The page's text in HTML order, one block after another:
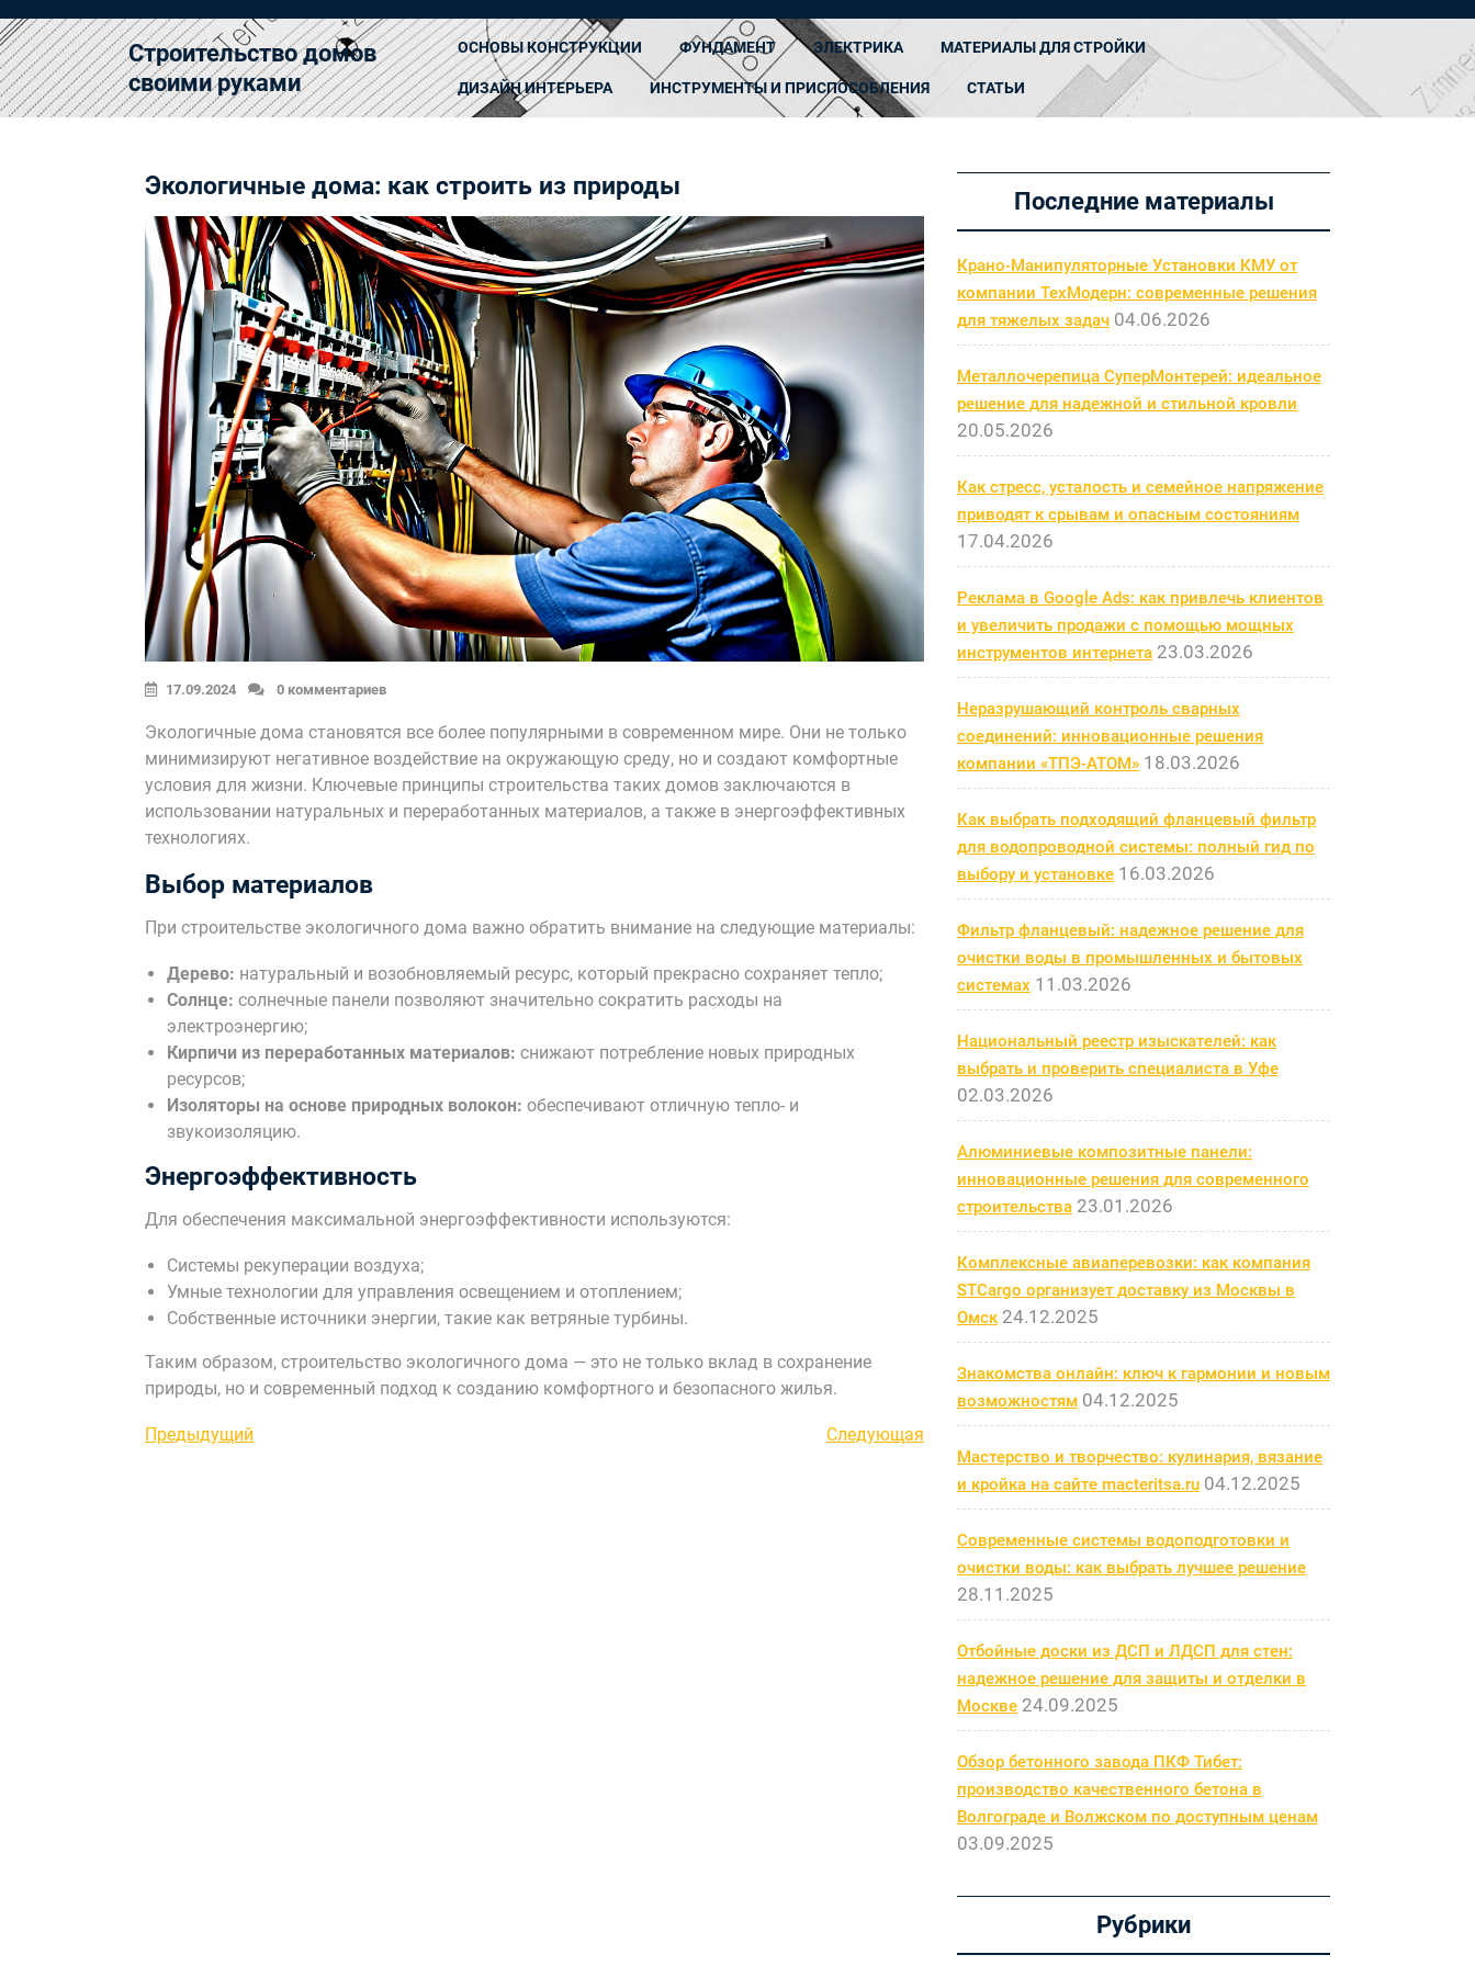
к
содержимому
Строительство домов
своими руками
ОСНОВЫ КОНСТРУКЦИИ ФУНДАМЕНТ ЭЛЕКТРИКА МАТЕРИАЛЫ ДЛЯ СТРОЙКИ
ДИЗАЙН ИНТЕРЬЕРА ИНСТРУМЕНТЫ И ПРИСПОСОБЛЕНИЯ СТАТЬИ
Экологичные дома: как строить из природы
17.09.2024 0 комментариев
Экологичные дома становятся все более популярными в современном мире. Они не только
минимизируют негативное воздействие на окружающую среду, но и создают комфортные
условия для жизни. Ключевые принципы строительства таких домов заключаются в
использовании натуральных и переработанных материалов, а также в энергоэффективных
технологиях.
Выбор материалов
При строительстве экологичного дома важно обратить внимание на следующие материалы:
Дерево: натуральный и возобновляемый ресурс, который прекрасно сохраняет тепло;
Солнце: солнечные панели позволяют значительно сократить расходы на
электроэнергию;
Кирпичи из переработанных материалов: снижают потребление новых природных
ресурсов;
Изоляторы на основе природных волокон: обеспечивают отличную тепло- и
звукоизоляцию.
Энергоэффективность
Для обеспечения максимальной энергоэффективности используются:
Системы рекуперации воздуха;
Умные технологии для управления освещением и отоплением;
Собственные источники энергии, такие как ветряные турбины.
Таким образом, строительство экологичного дома — это не только вклад в сохранение
природы, но и современный подход к созданию комфортного и безопасного жилья.
Навигация
Предыдущая
Предыдущий
Следующая
Следующая
Последние материалы
Крано-Манипуляторные Установки КМУ от
компании ТехМодерн: современные решения
для тяжелых задач 04.06.2026
Металлочерепица СуперМонтерей: идеальное
решение для надежной и стильной кровли
20.05.2026
Как стресс, усталость и семейное напряжение
приводят к срывам и опасным состояниям
17.04.2026
Реклама в Google Ads: как привлечь клиентов
и увеличить продажи с помощью мощных
инструментов интернета 23.03.2026
Неразрушающий контроль сварных
соединений: инновационные решения
компании «ТПЭ-АТОМ» 18.03.2026
Как выбрать подходящий фланцевый фильтр
для водопроводной системы: полный гид по
выбору и установке 16.03.2026
Фильтр фланцевый: надежное решение для
очистки воды в промышленных и бытовых
системах 11.03.2026
Национальный реестр изыскателей: как
выбрать и проверить специалиста в Уфе
02.03.2026
Алюминиевые композитные панели:
инновационные решения для современного
строительства 23.01.2026
Комплексные авиаперевозки: как компания
STCargo организует доставку из Москвы в
Омск 24.12.2025
Знакомства онлайн: ключ к гармонии и новым
возможностям 04.12.2025
Мастерство и творчество: кулинария, вязание
и кройка на сайте macteritsa.ru 04.12.2025
Современные системы водоподготовки и
очистки воды: как выбрать лучшее решение
28.11.2025
Отбойные доски из ДСП и ЛДСП для стен:
надежное решение для защиты и отделки в
Москве 24.09.2025
Обзор бетонного завода ПКФ Тибет:
производство качественного бетона в
Волгограде и Волжском по доступным ценам
03.09.2025
Рубрики